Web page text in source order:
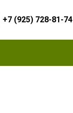
+7 (925) 728-81-74